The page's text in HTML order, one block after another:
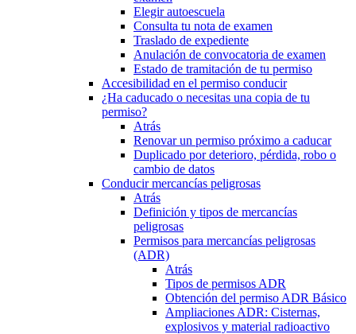
Elegir autoescuela
Consulta tu nota de examen
Traslado de expediente
Anulación de convocatoria de examen
Estado de tramitación de tu permiso
Accesibilidad en el permiso conducir
¿Ha caducado o necesitas una copia de tu
permiso?
Atrás
Renovar un permiso próximo a caducar
Duplicado por deterioro, pérdida, robo o
cambio de datos
Conducir mercancías peligrosas
Atrás
Definición y tipos de mercancías
peligrosas
Permisos para mercancías peligrosas
(ADR)
Atrás
Tipos de permisos ADR
Obtención del permiso ADR Básico
Ampliaciones ADR: Cisternas,
explosivos y material radioactivo